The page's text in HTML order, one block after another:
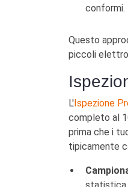
conformi.
Questo
piccoli
L'Ispezione
completo al
prima che i
tipicamente